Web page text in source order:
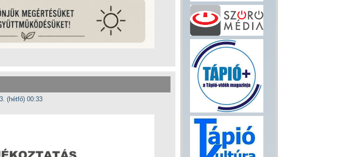
(hétfő) 00:33